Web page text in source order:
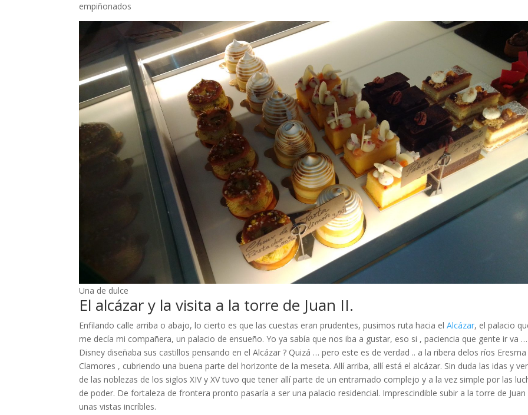
empiñonados
Una de dulce
El alcázar y la visita a la torre de Juan II.
Enfilando calle arriba o abajo, lo cierto es que las cuestas eran prudentes, pusimos ruta hacia elAlcázar, el palacio
me decía mi compañera, un palacio de ensueño. Yo ya sabía que nos iba a gustar, eso si , paciencia que gente ir va
Disney diseñaba sus castillos pensando en el Alcázar ? Quizá … pero este es de verdad .. a la ribera delos ríos
Clamores , cubriendo una buena parte del horizonte de la meseta. Allí arriba, allí está el alcázar. Sin duda las idas y
de las noblezas de los siglos XIV y XV tuvo que tener allí parte de un entramado complejo y a la vez simple por las
de poder. De fortaleza de frontera pronto pasaría a ser una palacio residencial. Imprescindible subir a la torre de Juan
unas vistas incríbles.